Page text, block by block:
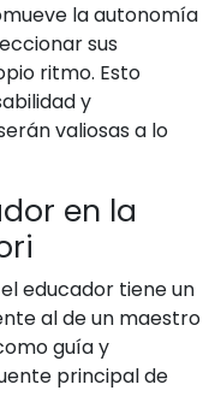
la autonomía
sus
ritmo. Esto
y
valiosas a lo
en la
educador tiene un
al de un maestro
guía y
principal de